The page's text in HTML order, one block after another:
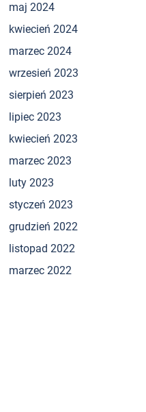
maj 2024
kwiecień 2024
marzec 2024
wrzesień 2023
sierpień 2023
lipiec 2023
kwiecień 2023
marzec 2023
luty 2023
styczeń 2023
grudzień 2022
listopad 2022
marzec 2022